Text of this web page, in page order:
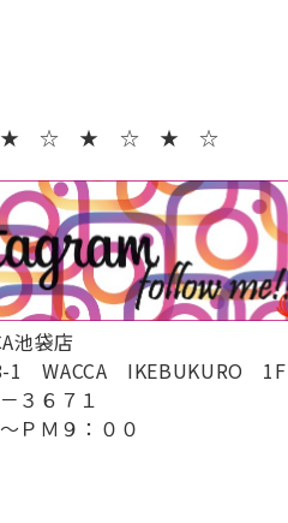
☆ ★ ☆ ★ ☆
袋店
8-1 WACCA IKEBUKURO
３６７１
ＰＭ９：００